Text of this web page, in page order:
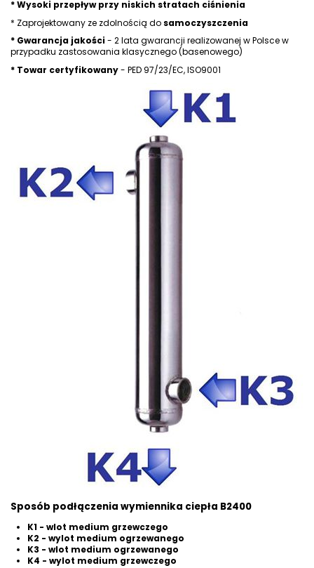
* Wysoki przepływ przy niskich stratach ciśnienia
* Zaprojektowany ze zdolnością do samoczyszczenia
* Gwarancja jakości- 2 lata gwarancji realizowanej w Polsce w
przypadku zastosowania klasycznego (basenowego)
* Towar certyfikowany- PED 97/23/EC, ISO9001
Sposób podłączenia wymiennika ciepła B2400
K1 - wlot medium grzewczego
K2 - wylot medium ogrzewanego
K3 - wlot medium ogrzewanego
K4 - wylot medium grzewczego